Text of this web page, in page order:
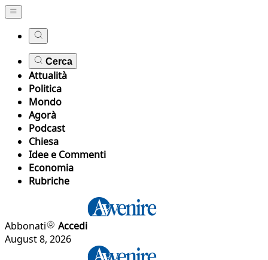
Cerca
Attualità
Politica
Mondo
Agorà
Podcast
Chiesa
Idee e Commenti
Economia
Rubriche
Abbonati
Accedi
August 8, 2026